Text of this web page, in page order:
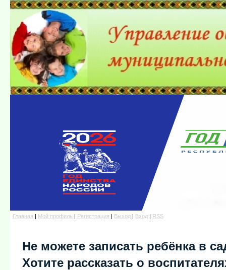
Главная | Мой профиль | Регистрация | Выход | Вход | RSS
Не можете записать ребёнка в
Хотите рассказать о